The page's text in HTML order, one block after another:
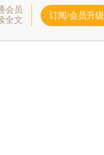
会员
全文
订阅/会员升级